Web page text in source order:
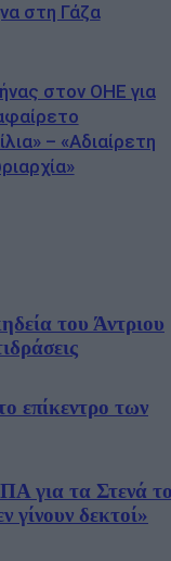
στη Γάζα
στον ΟΗΕ για
– «Αδιαίρετη
του Άντριου
επίκεντρο των
για τα Στενά
γίνουν δεκτοί»